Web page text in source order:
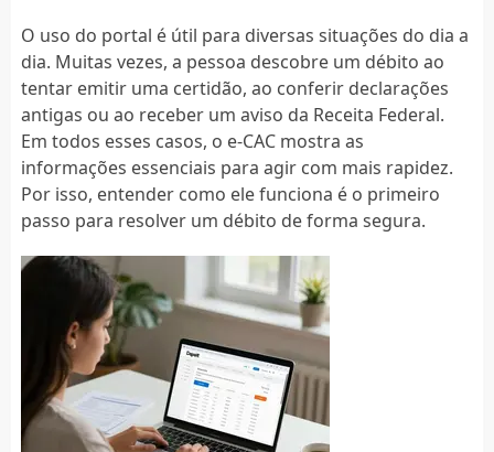
O uso do portal é útil para diversas situações do dia a
dia. Muitas vezes, a pessoa descobre um débito ao
tentar emitir uma certidão, ao conferir declarações
antigas ou ao receber um aviso da Receita Federal.
Em todos esses casos, o e-CAC mostra as
informações essenciais para agir com mais rapidez.
Por isso, entender como ele funciona é o primeiro
passo para resolver um débito de forma segura.